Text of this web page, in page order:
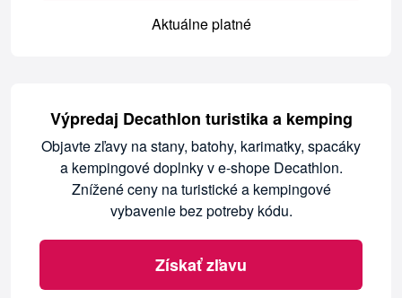
Aktuálne platné
Výpredaj Decathlon turistika a kemping
Objavte zľavy na stany, batohy, karimatky, spacáky
a kempingové doplnky v e-shope Decathlon.
Znížené ceny na turistické a kempingové
vybavenie bez potreby kódu.
Získať zľavu